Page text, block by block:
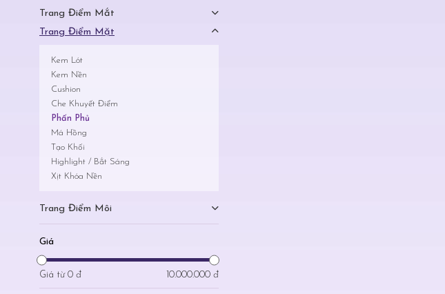
Trang Điểm Mắt
Trang Điểm Mặt
Kem Lót
Kem Nền
Cushion
Che Khuyết Điểm
Phấn Phủ
Má Hồng
Tạo Khối
Highlight / Bắt Sáng
Xịt Khóa Nền
Trang Điểm Môi
Giá
Giá từ 0 đ 10.000.000 đ